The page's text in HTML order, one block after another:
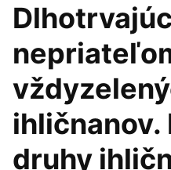
ihličnanov.
druhy